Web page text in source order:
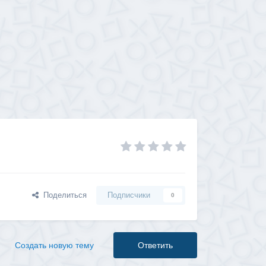
Поделиться Подписчики 0
Ответить
Создать новую тему